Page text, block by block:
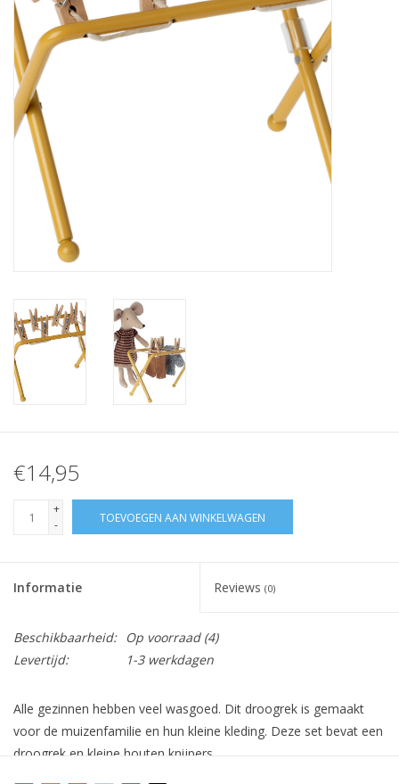
Verkleedkledij
Verhuur: Dans en
Theaterkostuums
Arlekino: Lessen,
Vakantiestages DANS &
Choreografie
€14,95
+
-
TOEVOEGEN AAN WINKELWAGEN
Informatie Reviews (0)
Beschikbaarheid: Op voorraad(4)
Levertijd:
1-3 werkdagen
Alle gezinnen hebben veel wasgoed. Dit droogrek is gemaakt
voor de muizenfamilie en hun kleine kleding. Deze set bevat een
droogrek en kleine houten knijpers.